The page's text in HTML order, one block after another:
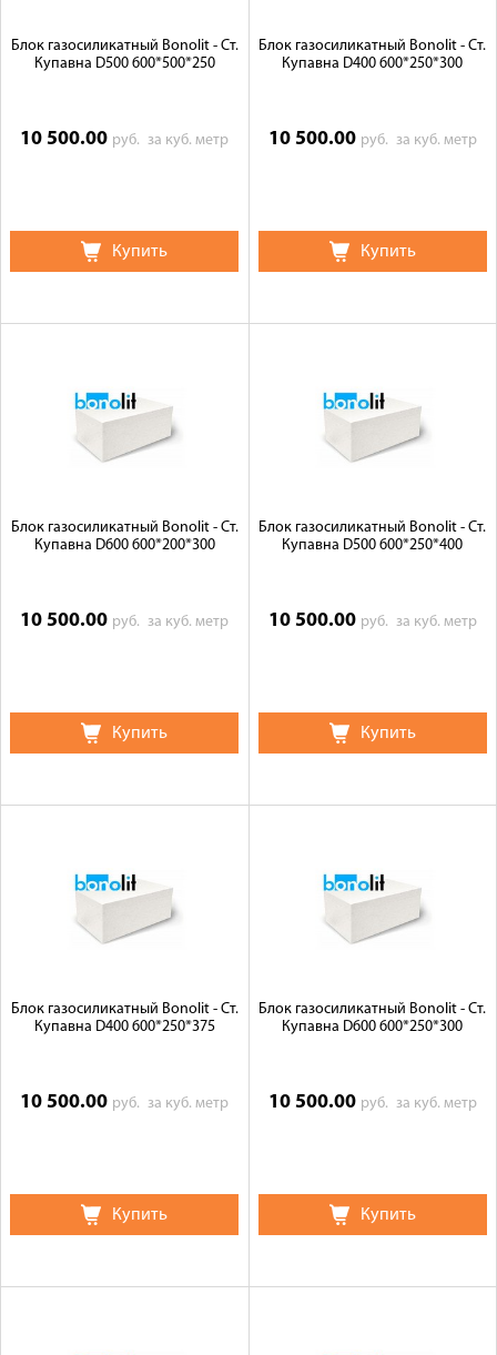
Блок газосиликатный Bonolit - Ст.
Купавна D500 600*500*250
10 500.00 руб.за куб. метр
Купить
Блок газосиликатный Bonolit - Ст.
Купавна D400 600*250*300
10 500.00 руб. за куб. метр
Купить
Блок газосиликатный Bonolit - Ст.
Купавна D600 600*200*300
10 500.00 руб.за куб. метр
Купить
Блок газосиликатный Bonolit - Ст.
Купавна D500 600*250*400
10 500.00 руб. за куб. метр
Купить
Блок газосиликатный Bonolit - Ст.
Купавна D400 600*250*375
10 500.00 руб.за куб. метр
Купить
Блок газосиликатный Bonolit - Ст.
Купавна D600 600*250*300
10 500.00 руб. за куб. метр
Купить